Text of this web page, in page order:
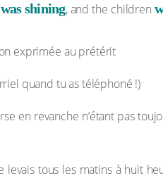
was shining, and the children
exprimée au prétérit
quand tu as téléphoné !)
en revanche n’étant pas
tous les matins à huit